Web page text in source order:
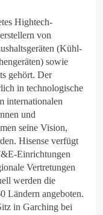
Hightech-
von
(Kühl-
sowie
gehört. Der
in technologische
internationalen
und
seine Vision,
Hisense verfügt
Einrichtungen
Vertretungen
werden die
Ländern angeboten.
in Garching bei